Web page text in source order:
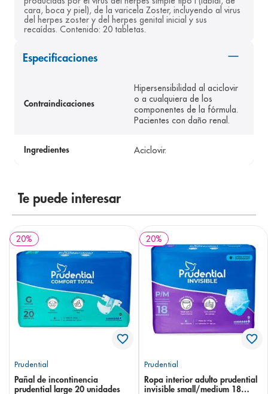
cara, boca y piel), de la varicela Zoster, incluyendo al virus
del herpes zoster y del herpes genital inicial y sus
recaídas. Contenido: 20 tabletas.
Especificaciones
Contraindicaciones
Hipersensibilidad al aciclovir
o a cualquiera de los
componentes de la fórmula.
Pacientes con daño renal.
Ingredientes Aciclovir.
Te puede interesar
20%
Prudential
Pañal de incontinencia
prudential large 20 unidades
20%
Prudential
Ropa interior adulto prudential
invisible small/medium 18
8. panolini
9. pediasure
10.desodorante